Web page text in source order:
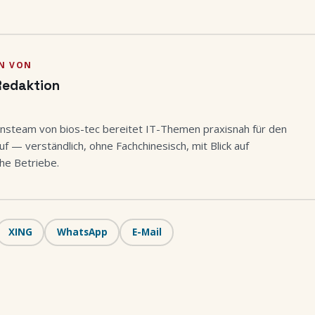
VON
von bios-tec bereitet IT-Themen praxisnah für den
— verständlich, ohne Fachchinesisch, mit Blick auf
Betriebe.
XING WhatsApp E-Mail